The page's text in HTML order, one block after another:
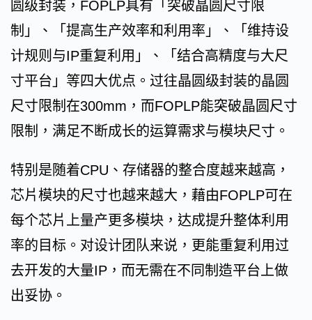
圆级封装，FOPLP具有「突破晶圆尺寸限
制」、「提高生产效率和利用率」、「维持设
计规则与IP重复利用」、「结合高精度与大尺
寸平台」等四大优点。过往晶圆级封装的晶圆
尺寸限制在300mm，而FOPLP能突破晶圆尺寸
限制，满足不断成长的运算需求与模块尺寸。
特别是随着CPU、存储器的整合度越来越高，
芯片模块的尺寸也越来越大，藉由FOPLP可在
每个芯片上量产更多模块，达成提升整体利用
率的目标。对设计团队来说，更能重复利用过
去开发的大量IP，而无需在不同制造平台上做
出妥协。